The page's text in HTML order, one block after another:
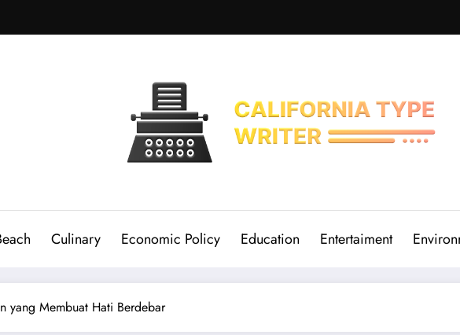
Culinary Economic Policy Education Entertaiment
yang Membuat Hati Berdebar